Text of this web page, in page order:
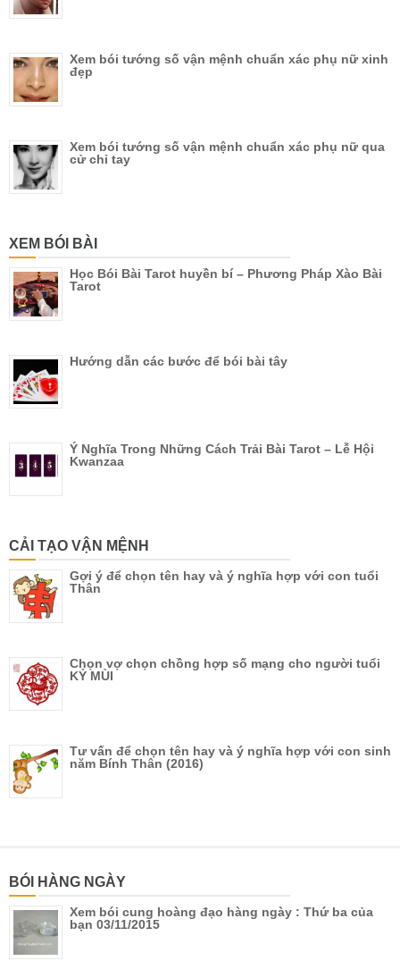
Xem bói tướng số vận mệnh chuẩn xác phụ nữ xinh
đẹp
Xem bói tướng số vận mệnh chuẩn xác phụ nữ qua
cử chỉ tay
XEM BÓI BÀI
Học Bói Bài Tarot huyền bí – Phương Pháp Xào Bài
Tarot
Hướng dẫn các bước để bói bài tây
Ý Nghĩa Trong Những Cách Trải Bài Tarot – Lễ Hội
Kwanzaa
CẢI TẠO VẬN MỆNH
Gợi ý để chọn tên hay và ý nghĩa hợp với con tuổi
Thân
Chọn vợ chọn chồng hợp số mạng cho người tuổi
KỶ MÙI
Tư vấn để chọn tên hay và ý nghĩa hợp với con sinh
năm Bính Thân (2016)
BÓI HÀNG NGÀY
Xem bói cung hoàng đạo hàng ngày : Thứ ba của
bạn 03/11/2015